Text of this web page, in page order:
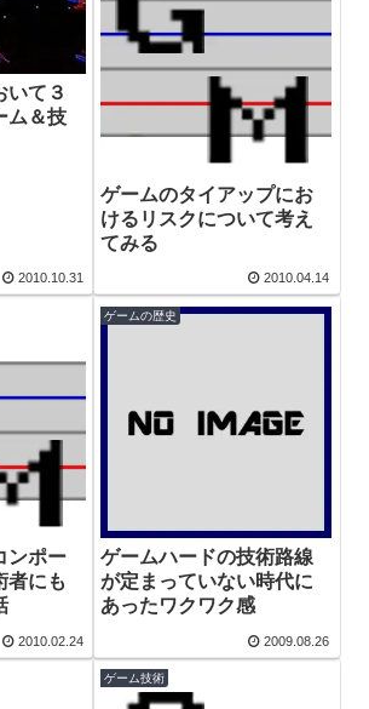
いて３
ム＆技
2010.10.31
ゲームのタイアップにお
けるリスクについて考え
てみる
2010.04.14
ンポー
者にも
2010.02.24
ゲームの歴史
ゲームハードの技術路線
が定まっていない時代に
あったワクワク感
2009.08.26
ゲーム技術